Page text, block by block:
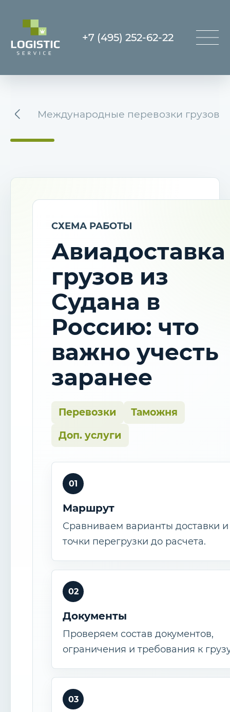
+7 (495) 252-62-22
Международные перевозки грузов
СХЕМА РАБОТЫ
Авиадоставка
грузов из
Судана в
Россию: что
важно учесть
заранее
Перевозки
Таможня
Доп. услуги
01
Маршрут
Сравниваем варианты доставки и
точки перегрузки до расчета.
02
Документы
Проверяем состав документов,
ограничения и требования к
03